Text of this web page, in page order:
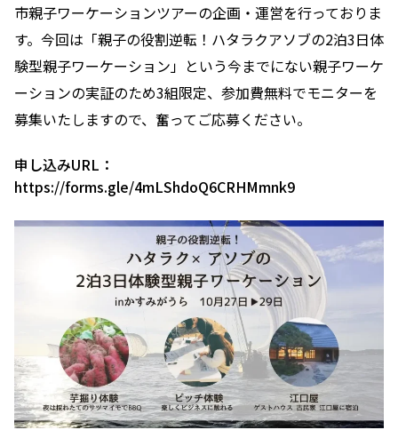
市親子ワーケーションツアーの企画・運営を行っておりま
す。今回は「親子の役割逆転！ハタラクアソブの2泊3日体
験型親子ワーケーション」という今までにない親子ワーケ
ーションの実証のため3組限定、参加費無料でモニターを
募集いたしますので、奮ってご応募ください。
申し込みURL：
https://forms.gle/4mLShdoQ6CRHMmnk9